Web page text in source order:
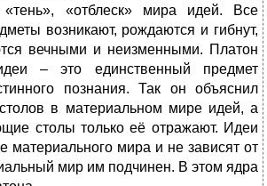
«отблеск» мира идей. Все
возникают, рождаются и гибнут,
вечными и неизменными. Платон
– это единственный предмет
познания. Так он объяснил
в материальном мире идей, а
столы только её отражают. Идеи
материального мира и не зависят от
мир им подчинен. В этом ядра